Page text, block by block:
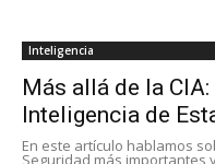
Inteligencia
Más allá de la
Inteligencia de
En este artículo hablamos
Seguridad más importantes